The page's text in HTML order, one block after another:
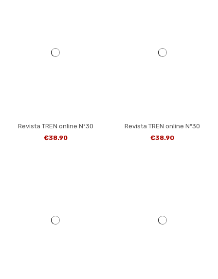
Revista TREN online Nº30
€38.90
Revista TREN online Nº30
€38.90